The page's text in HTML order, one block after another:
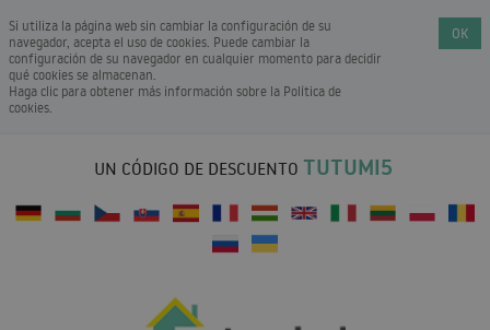
Si utiliza la página web sin cambiar la configuración de su
navegador, acepta el uso de cookies. Puede cambiar la
configuración de su navegador en cualquier momento para decidir
qué cookies se almacenan.
Haga clic para obtener más información sobre la Política de
cookies.
OK
UN CÓDIGO DE DESCUENTO TUTUMI5